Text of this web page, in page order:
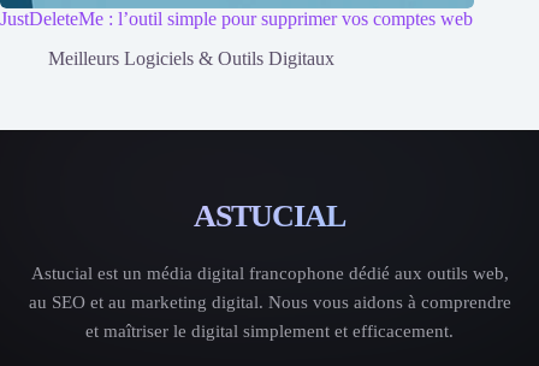
JustDeleteMe : l’outil simple pour supprimer vos comptes web
Meilleurs Logiciels & Outils Digitaux
ASTUCIAL
Astucial est un média digital francophone dédié aux outils web,
au SEO et au marketing digital. Nous vous aidons à comprendre
et maîtriser le digital simplement et efficacement.